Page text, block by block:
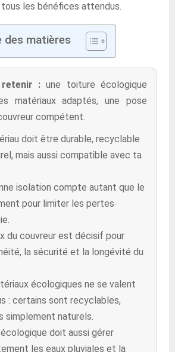
les bénéfices attendus.
des matières
retenir : une toiture écologique
matériaux adaptés, une pose
compétent.
doit être durable, recyclable
mais aussi compatible avec ta
isolation compte autant que le
pour limiter les pertes
du couvreur est décisif pour
la sécurité et la longévité du
écologiques ne se valent
: certains sont recyclables,
simplement naturels.
doit aussi gérer
les eaux pluviales et la